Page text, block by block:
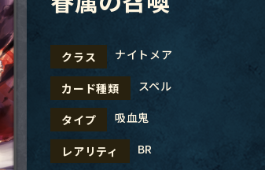
クラス ナイトメア
カード種類 スペル
タイプ 吸血鬼
レアリティ BR